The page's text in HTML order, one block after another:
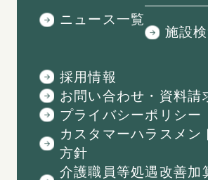
ニュース一覧
施設
採用情報
お問い合わせ・資料請
プライバシーポリシー
カスタマーハラスメン
方針
介護職員等処遇改善加